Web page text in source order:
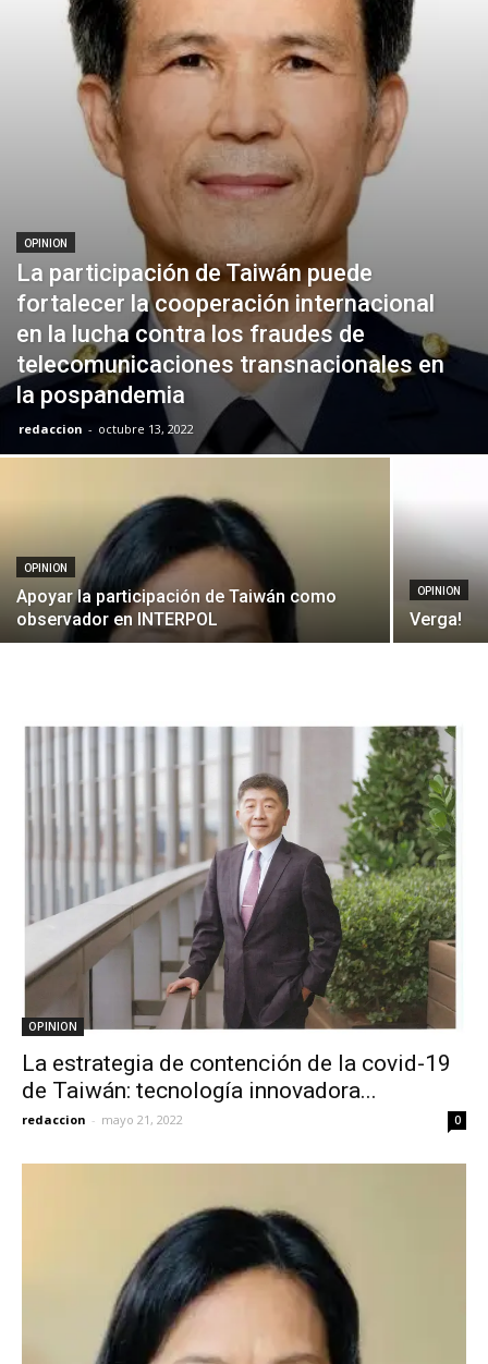
OPINION
La participación de Taiwán puede
fortalecer la cooperación internacional
en la lucha contra los fraudes de
telecomunicaciones transnacionales en
la pospandemia
redaccion - octubre 13, 2022
OPINION
Apoyar la participación de Taiwán como
observador en INTERPOL
OPINION
Verga!
OPINION
La estrategia de contención de la covid-19
de Taiwán: tecnología innovadora...
redaccion - mayo 21, 2022 0